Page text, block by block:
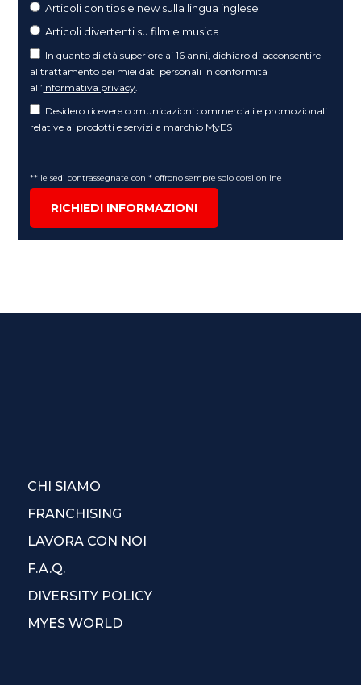
Articoli con tips e new sulla lingua inglese
Articoli divertenti su film e musica
In quanto di età superiore ai 16 anni, dichiaro di acconsentire
al trattamento dei miei dati personali in conformità
all’informativa privacy
Desidero ricevere comunicazioni commerciali e promozionali
relative ai prodotti e servizi a marchio MyES
** le sedi contrassegnate con * offrono sempre solo corsi online
RICHIEDI INFORMAZIONI
CHI SIAMO
FRANCHISING
LAVORA CON NOI
F.A.Q.
DIVERSITY POLICY
MYES WORLD